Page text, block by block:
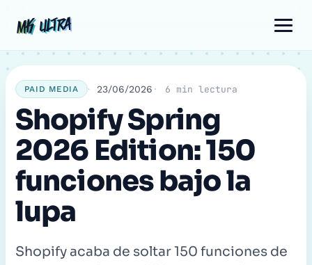
MK ULTRA
MK ULTRA
PAID MEDIA 23/06/2026 6 min lectura
Shopify Spring
2026 Edition: 150
funciones bajo la
lupa
Shopify acaba de soltar 150 funciones de
electrónico